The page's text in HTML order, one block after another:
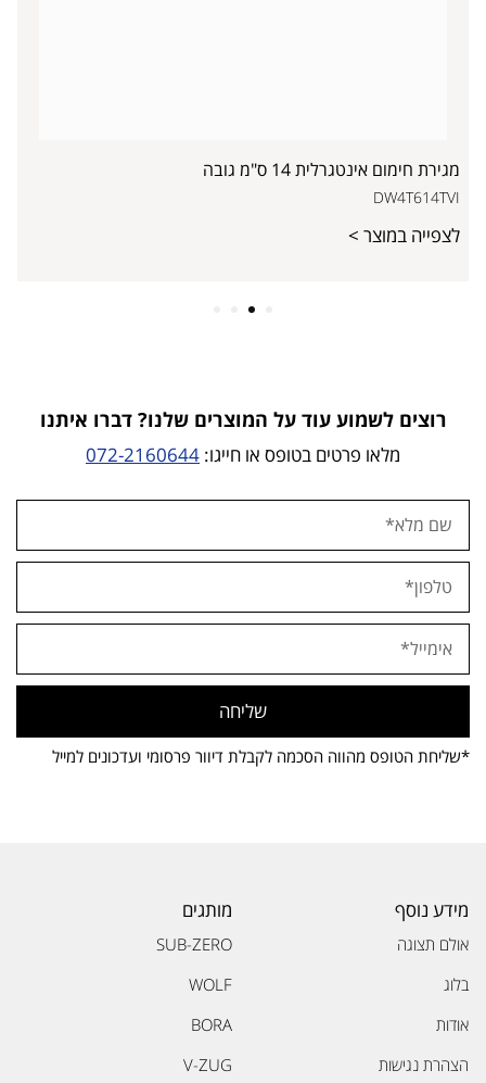
מגירת חימום אינטגרלית 14 ס"מ גובה
DW4T614TVI
לצפייה במוצר >
רוצים לשמוע עוד על המוצרים שלנו? דברו איתנו
מלאו פרטים בטופס או חייגו: 072-2160644
שליחה
*שליחת הטופס מהווה הסכמה לקבלת דיוור פרסומי ועדכונים למייל
מידע נוסף
אולם תצוגה
בלוג
אודות
הצהרת נגישות
מותגים
SUB-ZERO
WOLF
BORA
V-ZUG